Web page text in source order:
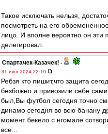
Такое исключать нельзя,
посмотреть на его
лицо. И вполне вероятно он эти
делегировал.
Спартачек-Казачек! -
31 июл 2024 22:10
Ребзя кто пишит,что защита
безбожно и привозили себе
был,Вы футбол сегодня точно
динамо сегодня во всю банану
момент бекело с нгомале
все...